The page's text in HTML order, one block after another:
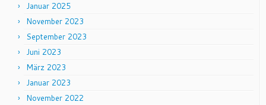
Januar 2025
November 2023
September 2023
Juni 2023
März 2023
Januar 2023
November 2022